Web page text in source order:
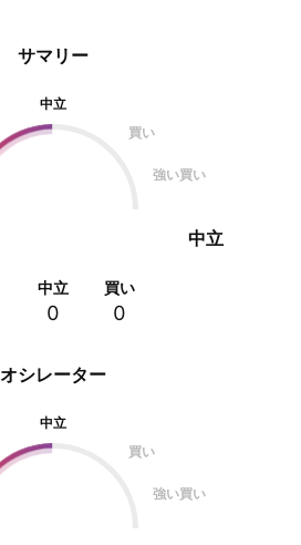
オシレーター
中立
買い
強い買い
サマリー
中立
買い
強い買い
中立
中立
0
買い
0